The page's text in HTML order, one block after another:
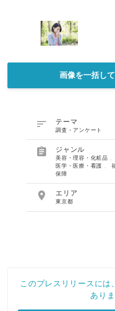
画像を一括し
 テーマ
調査・アンケート
 ジャンル
美容・理容・化粧品
医学・医療・看護
、
保障
 エリア
東京都
このプレスリリースには
ありま